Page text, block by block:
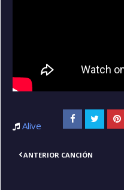
Alive
ANTERIOR CANCIÓN